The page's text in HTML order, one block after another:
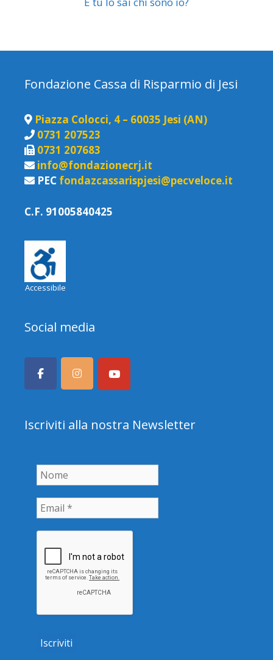
Fondazione Cassa di Risparmio di Jesi
Piazza Colocci, 4 – 60035 Jesi (AN)
0731 207523
0731 207683
info@fondazionecrj.it
PEC fondazcassarispjesi@pecveloce.it
C.F. 91005840425
Accessibile
Social media
Iscriviti alla nostra Newsletter